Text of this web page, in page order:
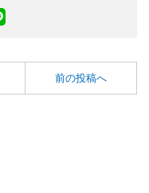
前の投稿へ